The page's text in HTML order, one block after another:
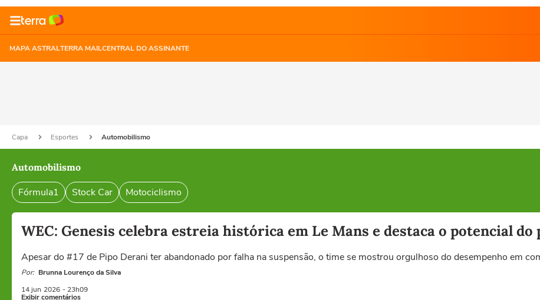
MAPA ASTRALTERRA MAILCENTRAL DO ASSINANTE
Capa Esportes Automobilismo
Automobilismo
Fórmula1 Stock Car Motociclismo
WEC: Genesis celebra estreia histórica em Le Mans e destaca o potencial do
Apesar do #17 de Pipo Derani ter abandonado por falha na suspensão, o time se mostrou orgulhoso do desempenho em
Por: Brunna Lourenço da Silva
14 jun 2026 - 23h09
Exibir comentários